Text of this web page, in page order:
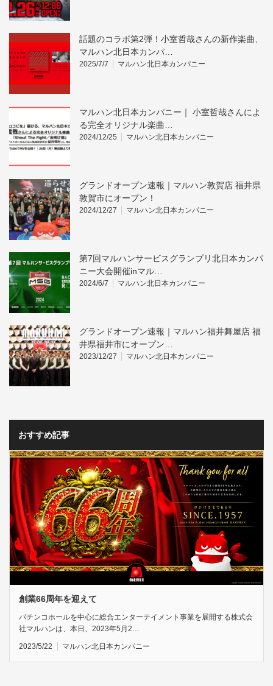
話題のコラボ第2弾！小室哲哉さんの新作楽曲、
マルハン北日本カンパ…
2025/7/7 マルハン北日本カンパニー
マルハン北日本カンパニー｜ 小室哲哉さんによ
る完全オリジナル楽曲…
2024/12/25 マルハン北日本カンパニー
グランドオープン速報｜マルハン敦賀店 福井県
敦賀市にオープン！
2024/12/27 マルハン北日本カンパニー
第7回マルハンサービスグランプリ北日本カンパ
ニー大会開催inマル…
2024/6/7 マルハン北日本カンパニー
グランドオープン速報｜マルハン福井舞屋店 福
井県福井市にオープン…
2023/12/27 マルハン北日本カンパニー
おすすめ記事
創業66周年を迎えて
パチンコホールを中心に総合エンターテイメント事業を展開する株式会
社マルハンは、本日、2023年5月2…
2023/5/22 マルハン北日本カンパニー